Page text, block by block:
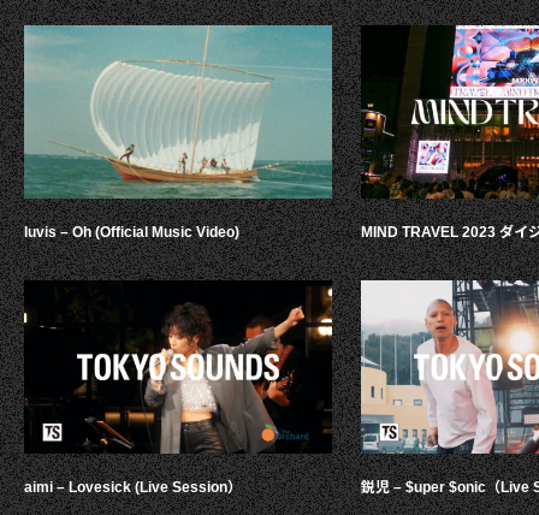
luvis – Oh (Official Music Video)
aimi – Lovesick (Live Session）
MIND TRAVEL 2023 ダイ
鋭児 – $uper $onic（Live